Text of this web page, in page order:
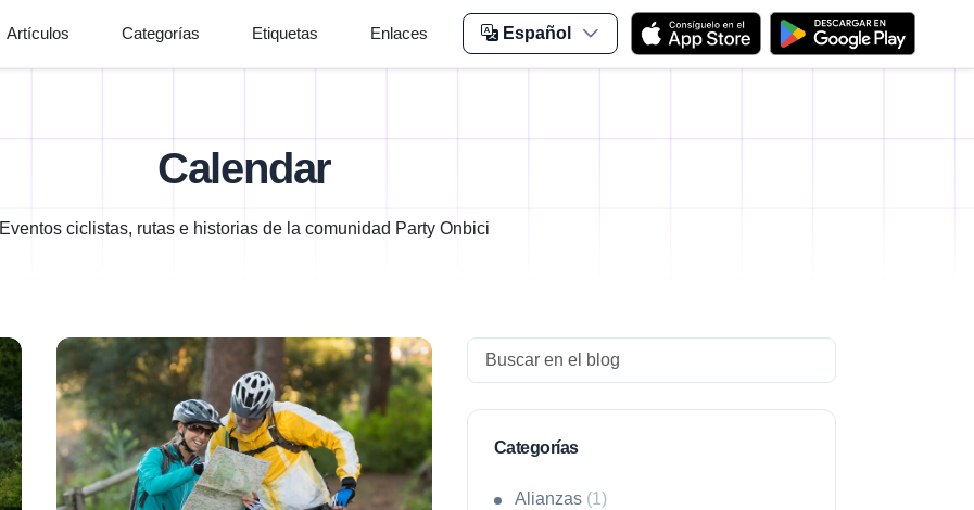
Artículos Categorías Etiquetas Enlaces Español
Calendar
Eventos ciclistas, rutas e historias de la comunidad Party Onbici
Search
Categorías
Alianzas (1)